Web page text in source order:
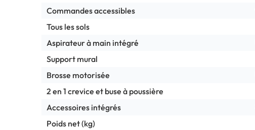
Commandes accessibles
Tous les sols
Aspirateur à main intégré
Support mural
Brosse motorisée
2 en 1 crevice et buse à poussière
Accessoires intégrés
Poids net (kg)